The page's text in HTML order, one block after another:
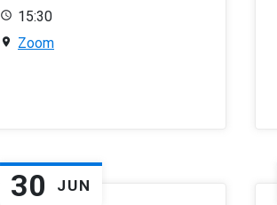
15:30
Zoom
30 JUN